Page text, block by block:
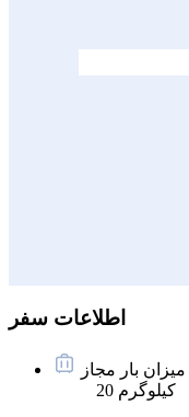
اطلاعات سفر
میزان بار مجاز
20 کیلوگرم